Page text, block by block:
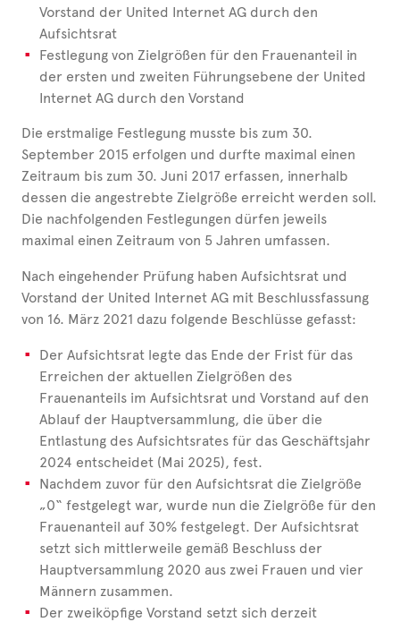
Vorstand der United Internet AG durch den
Aufsichtsrat
Festlegung von Zielgrößen für den Frauenanteil in
der ersten und zweiten Führungsebene der United
Internet AG durch den Vorstand
Die erstmalige Festlegung musste bis zum 30.
September 2015 erfolgen und durfte maximal einen
Zeitraum bis zum 30. Juni 2017 erfassen, innerhalb
dessen die angestrebte Zielgröße erreicht werden soll.
Die nachfolgenden Festlegungen dürfen jeweils
maximal einen Zeitraum von 5 Jahren umfassen.
Nach eingehender Prüfung haben Aufsichtsrat und
Vorstand der United Internet AG mit Beschlussfassung
von 16. März 2021 dazu folgende Beschlüsse gefasst:
Der Aufsichtsrat legte das Ende der Frist für das
Erreichen der aktuellen Zielgrößen des
Frauenanteils im Aufsichtsrat und Vorstand auf den
Ablauf der Hauptversammlung, die über die
Entlastung des Aufsichtsrates für das Geschäftsjahr
2024 entscheidet (Mai 2025), fest.
Nachdem zuvor für den Aufsichtsrat die Zielgröße
„0“ festgelegt war, wurde nun die Zielgröße für den
Frauenanteil auf 30% festgelegt. Der Aufsichtsrat
setzt sich mittlerweile gemäß Beschluss der
Hauptversammlung 2020 aus zwei Frauen und vier
Männern zusammen.
Der zweiköpfige Vorstand setzt sich derzeit